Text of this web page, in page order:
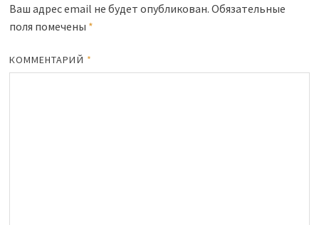
Ваш адрес email не будет опубликован. Обязательные
поля помечены *
КОММЕНТАРИЙ *